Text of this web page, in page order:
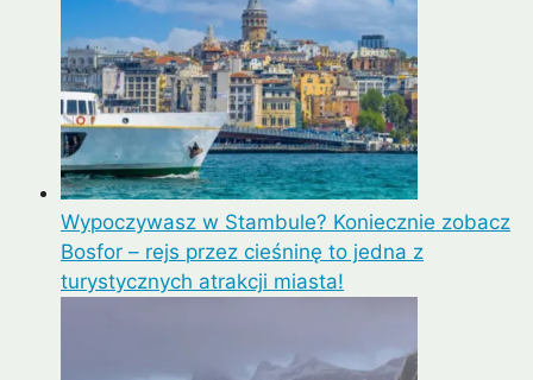
Wypoczywasz w Stambule? Koniecznie zobacz
Bosfor – rejs przez cieśninę to jedna z
turystycznych atrakcji miasta!